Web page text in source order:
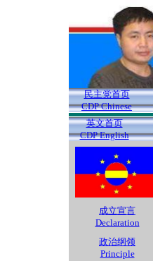
民主党首页
CDP Chinese
英文首页
CDP English
成立宣言
Declaration
政治纲领
Principle